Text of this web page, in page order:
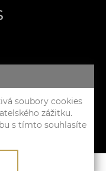
soubory cookies
zážitku.
s tímto souhlasíte